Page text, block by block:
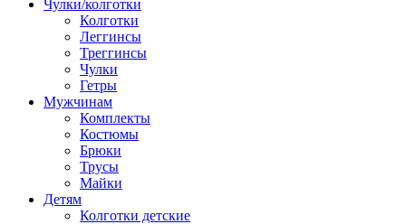
Чулки/колготки
Колготки
Леггинсы
Треггинсы
Чулки
Гетры
Мужчинам
Комплекты
Костюмы
Брюки
Трусы
Майки
Детям
Колготки детские